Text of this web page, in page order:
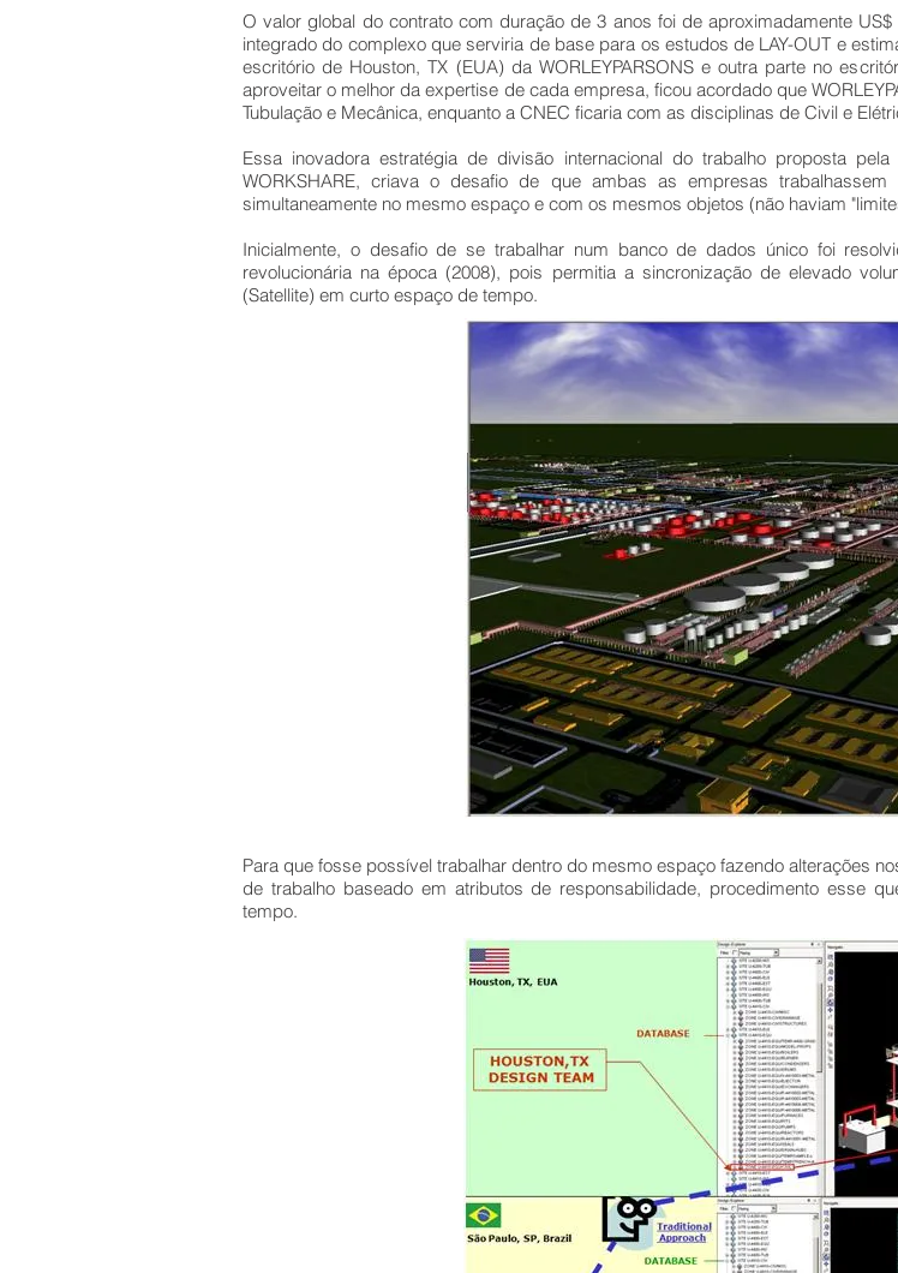
O valor global do contrato com duração de 3 anos foi de aproximadamente
integrado do complexo que serviria de base para os estudos de LAY-OUT e
escritório de Houston, TX (EUA) da WORLEYPARSONS e outra parte no
aproveitar o melhor da expertise de cada empresa, ficou acordado que
Tubulação e Mecânica, enquanto a CNEC ficaria com as disciplinas de Civil e
Essa inovadora estratégia de divisão internacional do trabalho proposta
WORKSHARE, criava o desafio de que ambas as empresas
simultaneamente no mesmo espaço e com os mesmos objetos (não haviam
Inicialmente, o desafio de se trabalhar num banco de dados único foi
revolucionária na época (2008), pois permitia a sincronização de elevado
(Satellite) em curto espaço de tempo.
Para que fosse possível trabalhar dentro do mesmo espaço fazendo alterações
de trabalho baseado em atributos de responsabilidade, procedimento esse
tempo.